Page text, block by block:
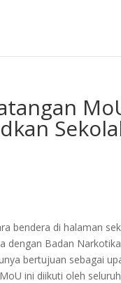
bendera di halaman
dengan Badan
bertujuan sebagai
ini diikuti oleh